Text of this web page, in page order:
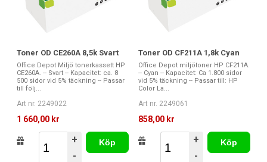
Toner OD CE260A 8,5k Svart
Office Depot Miljö tonerkassett HP
CE260A. -- Svart -- Kapacitet: ca. 8
500 sidor vid 5% täckning -- Passar
till följ...
Art nr. 2249022
1 660,00 kr
+
-
Köp
Toner OD CF211A 1,8k Cyan
Office Depot miljötoner HP CF211A.
-- Cyan -- Kapacitet: Ca 1.800 sidor
vid 5% täckning -- Passar till: HP
Color La...
Art nr. 2249061
858,00 kr
+
-
Köp